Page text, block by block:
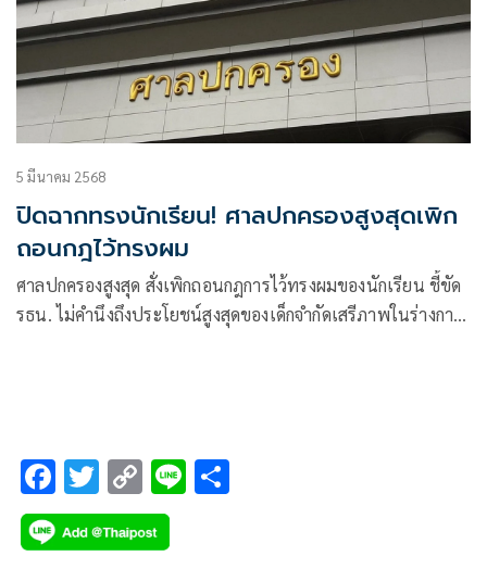
5 มีนาคม 2568
ปิดฉากทรงนักเรียน! ศาลปกครองสูงสุดเพิก
ถอนกฎไว้ทรงผม
ศาลปกครองสูงสุด สั่งเพิกถอนกฎการไว้ทรงผมของนักเรียน ชี้ขัด
รธน. ไม่คำนึงถึงประโยชน์สูงสุดของเด็กจำกัดเสรีภาพในร่างกาย
F
ac
e
T
wi
tt
C
o
p
Li